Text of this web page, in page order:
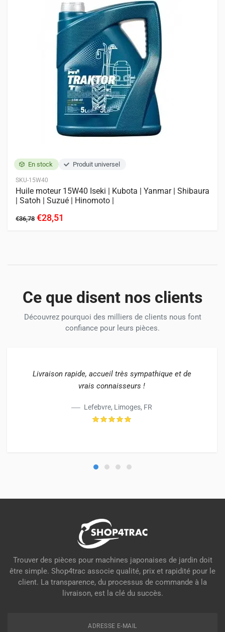
En stock Produit universel
SKU-15W40
Huile moteur 15W40 Iseki | Kubota | Yanmar | Shibaura
| Satoh | Suzué | Hinomoto |
€36,78 €28,51
Ce que disent nos clients
Découvrez pourquoi des milliers de clients nous font
confiance pour leurs pièces.
Livraison rapide, accueil très sympathique et de
vrais connaisseurs !
Lefebvre, Limoges, FR
Trouver des pièces pour machines japonaises de jardin doit
être simple. Shop4trac associe qualité, prix et rapidité pour le
client. La transparence, du processus de commande à la
livraison, est la clé du succès.
ADRESSE E-MAIL